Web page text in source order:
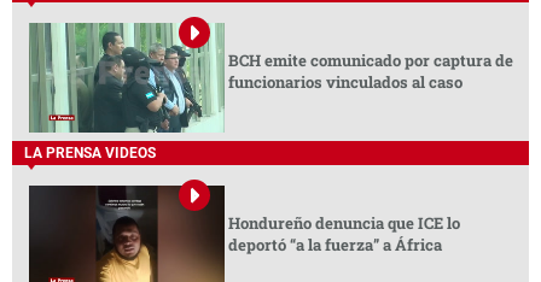
BCH emite comunicado por captura de
funcionarios vinculados al caso
LA PRENSA VIDEOS
Hondureño denuncia que ICE lo
deportó “a la fuerza” a África